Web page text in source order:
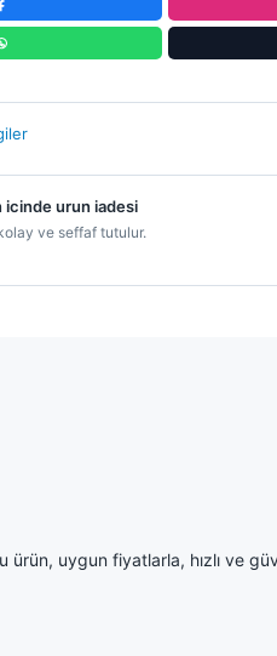
icinde urun iadesi
ve seffaf tutulur.
uygun fiyatlarla, hızlı ve